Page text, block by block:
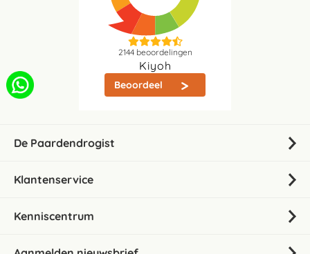
2144beoordelingen
Kiyoh
Beoordeel
De Paardendrogist
Klantenservice
Kenniscentrum